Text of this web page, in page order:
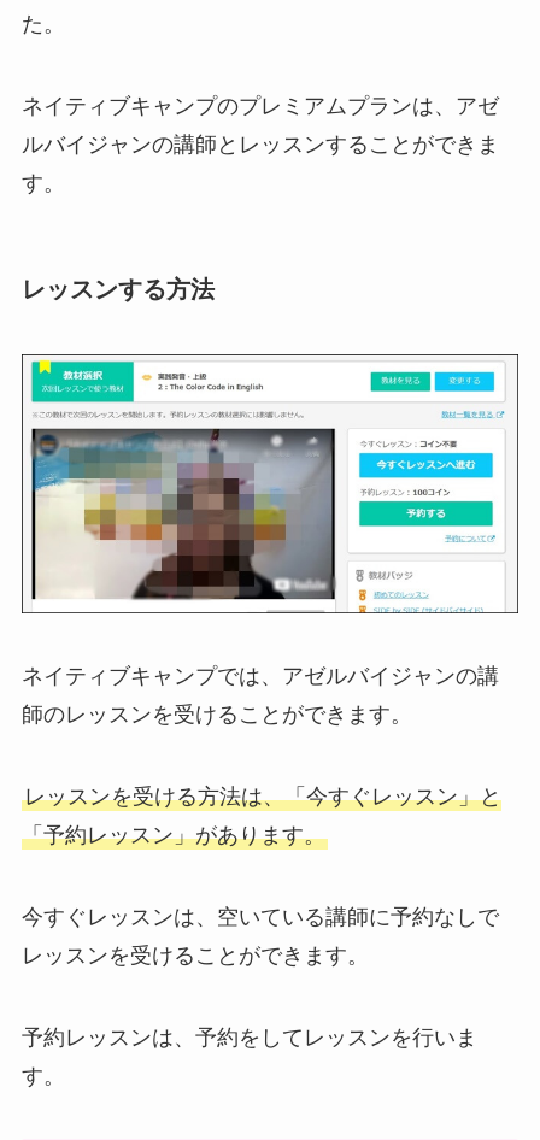
た。
ネイティブキャンプのプレミアムプランは、アゼ
ルバイジャンの講師とレッスンすることができま
す。
レッスンする方法
ネイティブキャンプでは、アゼルバイジャンの講
師のレッスンを受けることができます。
レッスンを受ける方法は、「今すぐレッスン」と
「予約レッスン」があります。
今すぐレッスンは、空いている講師に予約なしで
レッスンを受けることができます。
予約レッスンは、予約をしてレッスンを行いま
す。